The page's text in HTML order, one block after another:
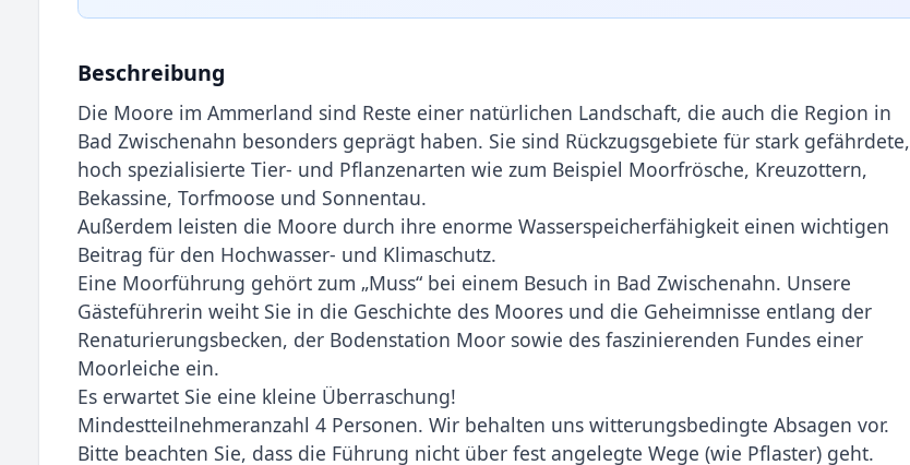
Beschreibung
Die Moore im Ammerland sind Reste einer natürlichen Landschaft, die auch die Region in
Bad Zwischenahn besonders geprägt haben. Sie sind Rückzugsgebiete für stark gefährdete,
hoch spezialisierte Tier- und Pflanzenarten wie zum Beispiel Moorfrösche, Kreuzottern,
Bekassine, Torfmoose und Sonnentau.
Außerdem leisten die Moore durch ihre enorme Wasserspeicherfähigkeit einen wichtigen
Beitrag für den Hochwasser- und Klimaschutz.
Eine Moorführung gehört zum „Muss“ bei einem Besuch in Bad Zwischenahn. Unsere
Gästeführerin weiht Sie in die Geschichte des Moores und die Geheimnisse entlang der
Renaturierungsbecken, der Bodenstation Moor sowie des faszinierenden Fundes einer
Moorleiche ein.
Es erwartet Sie eine kleine Überraschung!
Mindestteilnehmeranzahl 4 Personen. Wir behalten uns witterungsbedingte Absagen vor.
Bitte beachten Sie, dass die Führung nicht über fest angelegte Wege (wie Pflaster) geht.